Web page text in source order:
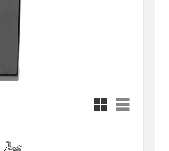
Rutnätsvy
Listvy